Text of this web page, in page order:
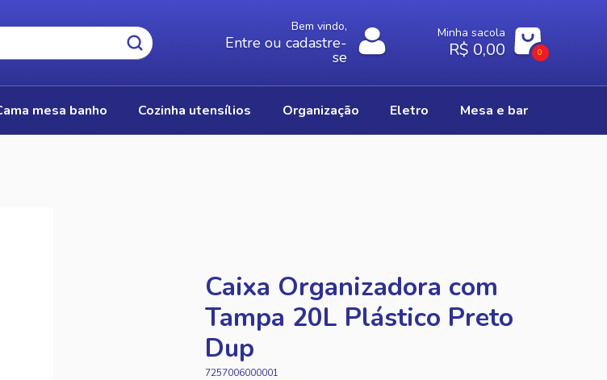
Bem vindo,
Entre ou cadastre-
se
Minha sacola
R$ 0,00 0
cama mesa banho cozinha utensílios organização eletro mesa e bar
Caixa Organizadora com
Tampa 20L Plástico Preto
Dup
7257006000001